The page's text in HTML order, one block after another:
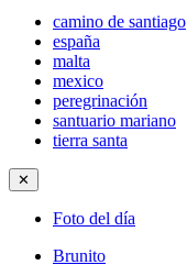
camino de santiago
españa
malta
mexico
peregrinación
santuario mariano
tierra santa
✕
Foto del día
Brunito